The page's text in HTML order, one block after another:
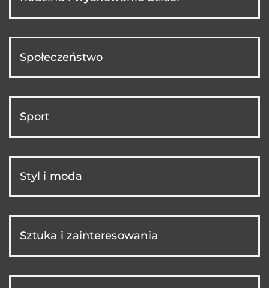
Społeczeństwo
Sport
Styl i moda
Sztuka i zainteresowania